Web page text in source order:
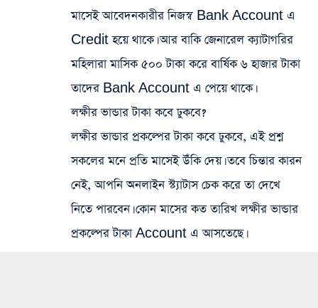
মাসেই আবেদনকারীর নিজস্ব Bank Account এ
Credit হয়ে থাকে। আর বাকি জেনারেল ক্যাটাগরির
মহিলারা মাসিক ৫০০ টাকা করে বার্ষিক ৬ হাজার টাকা
তাদের Bank Account এ পেয়ে থাকে।
লক্ষীর ভান্ডার টাকা কবে ঢুকবে?
লক্ষীর ভান্ডার প্রকল্পের টাকা কবে ঢুকবে, এই প্রশ্ন
সকলের মনে প্রতি মাসেই উঁকি দেয়। তবে চিন্তার কারন
নেই, আপনি অনলাইন স্ট্যাটাস চেক করে তা দেখে
নিতে পারবেন। কোন মাসের কত তারিখ লক্ষীর ভান্ডার
প্রকল্পের টাকা Account এ আসতেছে।